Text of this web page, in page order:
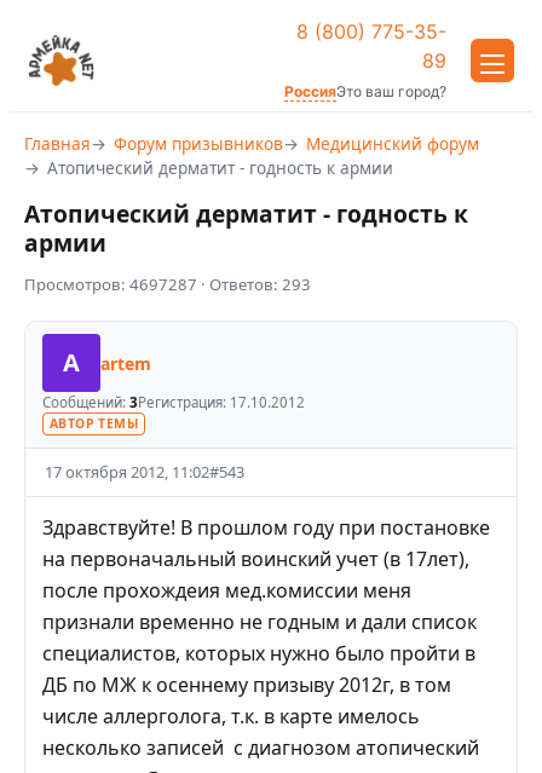
8 (800) 775-35-
89
РоссияЭто ваш город?
Главная Форум призывников
Медицинский форум
Атопический дерматит - годность к армии
Атопический дерматит - годность к
армии
Просмотров: 4697287 · Ответов: 293
A artem
Сообщений: 3Регистрация: 17.10.2012
АВТОР ТЕМЫ
17 октября 2012, 11:02#543
Здравствуйте! В прошлом году при постановке
на первоначальный воинский учет (в 17лет),
после прохождеия мед.комиссии меня
признали временно не годным и дали список
специалистов, которых нужно было пройти в
ДБ по МЖ к осеннему призыву 2012г, в том
числе аллерголога, т.к. в карте имелось
несколько записей с диагнозом атопический